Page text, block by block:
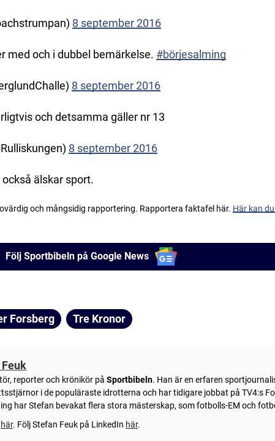
8 september 2016
med och i dubbel bemärkelse. #börjesalming
8 september 2016
och detsamma gäller nr 13
8 september 2016
älskar sport.
och mångsidig rapportering. Rapportera faktafel här. Här kan
Följ Sportbibeln på Google News
Forsberg Tre Kronor
reporter och krönikör påSportbibeln. Han är en erfaren
i de populäraste idrotterna och har tidigare jobbat på TV4:s
har Stefan bevakat flera stora mästerskap, som fotbolls-EM och
här. Följ Stefan Feuk på LinkedIn här.